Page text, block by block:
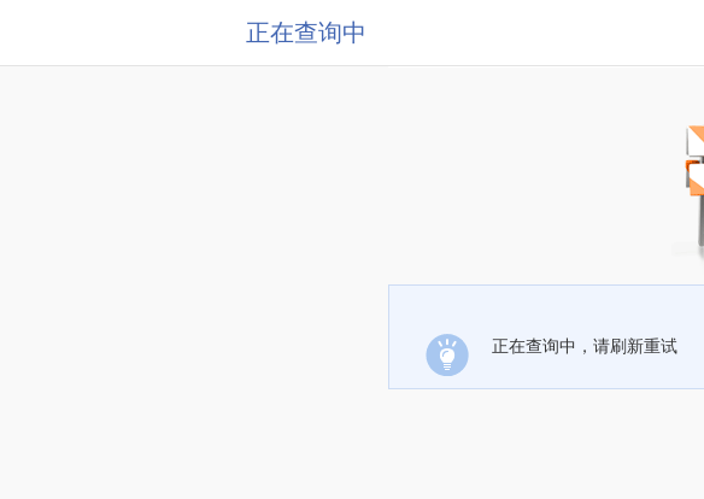
正在查询中
正在查询中，请刷新重试